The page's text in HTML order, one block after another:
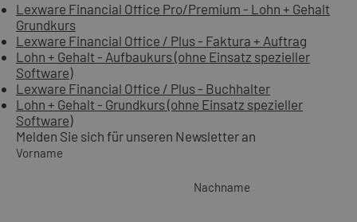
Lexware Financial Office Pro/Premium - Lohn + Gehalt
Grundkurs
Lexware Financial Office / Plus - Faktura + Auftrag
Lohn + Gehalt - Aufbaukurs (ohne Einsatz spezieller
Software)
Lexware Financial Office / Plus - Buchhalter
Lohn + Gehalt - Grundkurs (ohne Einsatz spezieller
Software)
Melden Sie sich für unseren Newsletter an
Vorname
Nachname